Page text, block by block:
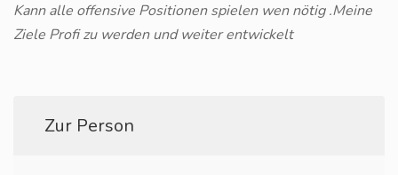
Kann alle offensive Positionen spielen wen nötig .Meine
Ziele Profi zu werden und weiter entwickelt
Zur Person